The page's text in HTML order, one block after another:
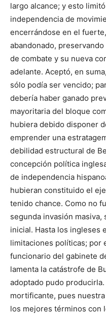
largo alcance; y esto
independencia de
encerrándose en el
abandonado,
de combate y su nueva
adelante. Aceptó, en
sólo podía ser vencido;
debería haber ganado
mayoritaria del bloque
hubiera debido disponer
emprender una
debilidad estructural de
concepción política
de independencia
hubieran constitui­do el
tenido chance. Como no
segunda invasión
inicial. Hasta los ingleses
limitaciones políticas; por
funcionario del gabinete
lamenta la catástrofe de
adoptado pudo
mortificante, pues
los mejores términos con